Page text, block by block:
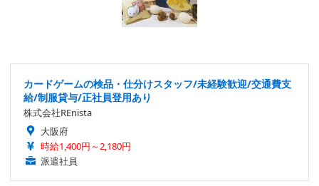
カードゲームの検品・仕分けスタッフ/未経験歓迎/交通費支
給/制服貸与/正社員登用あり
株式会社REnista
大阪府
時給1,400円～2,180円
派遣社員